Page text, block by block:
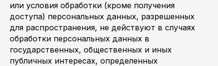
или условия обработки (кроме получения
доступа) персональных данных, разрешенных
для распространения, не действуют в случаях
обработки персональных данных в
государственных, общественных и иных
публичных интересах, определенных